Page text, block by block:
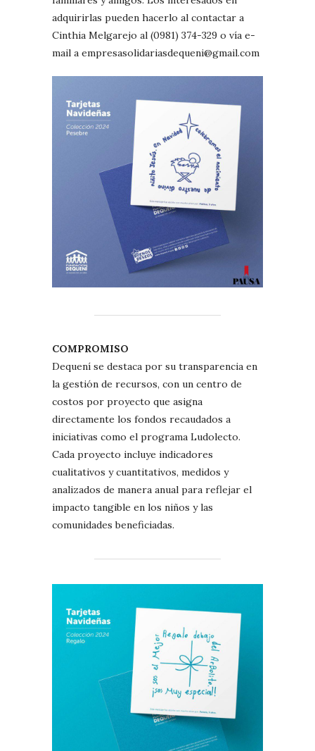
adquirirlas pueden hacerlo al contactar a
Cinthia Melgarejo al (0981) 374-329 o vía e-
mail a empresasolidariasdequeni@gmail.com
COMPROMISO
Dequení se destaca por su transparencia en
la gestión de recursos, con un centro de
costos por proyecto que asigna
directamente los fondos recaudados a
iniciativas como el programa Ludolecto.
Cada proyecto incluye indicadores
cualitativos y cuantitativos, medidos y
analizados de manera anual para reflejar el
impacto tangible en los niños y las
comunidades beneficiadas.